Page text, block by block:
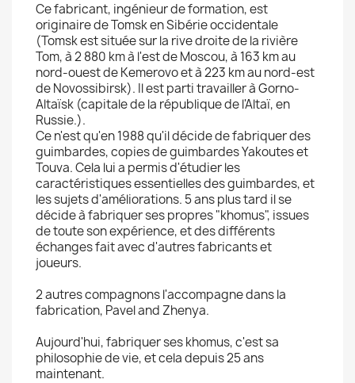
Ce fabricant, ingénieur de formation, est
originaire de Tomsk en Sibérie occidentale
(Tomsk est située sur la rive droite de la rivière
Tom, à 2 880 km à l'est de Moscou, à 163 km au
nord-ouest de Kemerovo et à 223 km au nord-est
de Novossibirsk). Il est parti travailler à Gorno-
Altaïsk (capitale de la république de l'Altaï, en
Russie.).
Ce n'est qu'en 1988 qu'il décide de fabriquer des
guimbardes, copies de guimbardes Yakoutes et
Touva. Cela lui a permis d'étudier les
caractéristiques essentielles des guimbardes, et
les sujets d'améliorations. 5 ans plus tard il se
décide à fabriquer ses propres "khomus", issues
de toute son expérience, et des différents
échanges fait avec d'autres fabricants et
joueurs.
2 autres compagnons l'accompagne dans la
fabrication, Pavel and Zhenya.
Aujourd'hui, fabriquer ses khomus, c'est sa
philosophie de vie, et cela depuis 25 ans
maintenant.